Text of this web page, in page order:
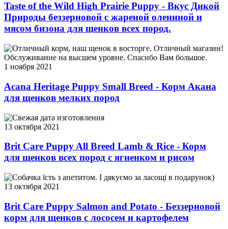
Taste of the Wild High Prairie Puppy - Вкус Дикой
Природы беззерновой с жареной олениной и
мясом бизона для щенков всех пород.
Отличный корм, наш щенок в восторге. Отличный магазин!
Обслуживание на высшем уровне. Спасибо Вам большое.
1 ноября 2021
Acana Heritage Puppy Small Breed - Корм Акана
для щенков мелких пород
Свежая дата изготовления
13 октября 2021
Brit Care Puppy All Breed Lamb & Rice - Корм
для щенков всех пород с ягненком и рисом
Собачка їсть з апетитом. І дякуємо за ласощі в подарунок)
13 октября 2021
Brit Care Puppy Salmon and Potato - Беззерновой
корм для щенков с лососем и картофелем